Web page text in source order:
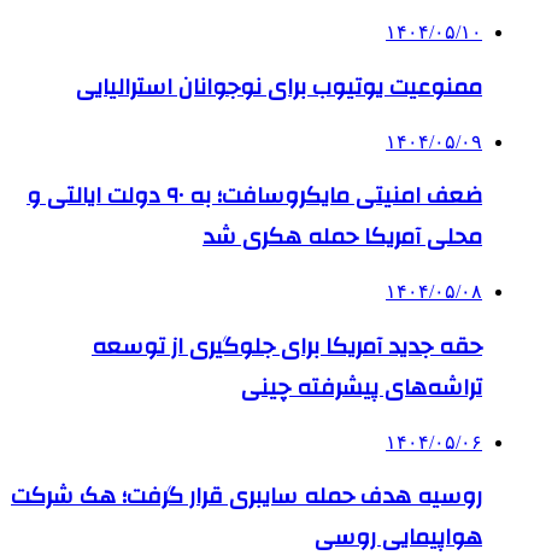
۱۴۰۴/۰۵/۱۰
ممنوعیت یوتیوب برای نوجوانان استرالیایی
۱۴۰۴/۰۵/۰۹
ضعف امنیتی مایکروسافت؛ به ۹۰ دولت ایالتی و
محلی آمریکا حمله هکری شد
۱۴۰۴/۰۵/۰۸
حقه جدید آمریکا برای جلوگیری از توسعه
تراشه‌های پیشرفته چینی
۱۴۰۴/۰۵/۰۶
روسیه هدف حمله سایبری قرار گرفت؛ هک شرکت
هواپیمایی روسی